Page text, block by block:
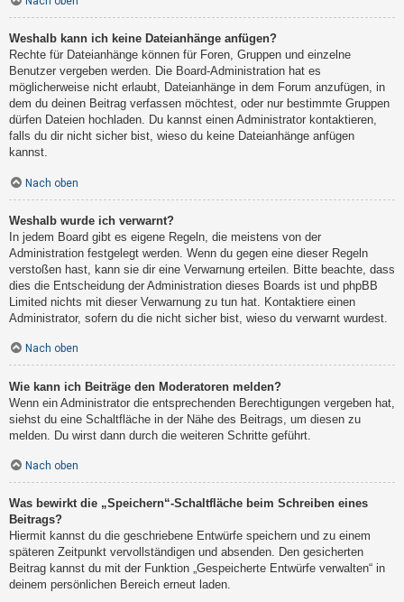
Weshalb kann ich keine Dateianhänge anfügen?
Rechte für Dateianhänge können für Foren, Gruppen und einzelne
Benutzer vergeben werden. Die Board-Administration hat es
möglicherweise nicht erlaubt, Dateianhänge in dem Forum anzufügen, in
dem du deinen Beitrag verfassen möchtest, oder nur bestimmte Gruppen
dürfen Dateien hochladen. Du kannst einen Administrator kontaktieren,
falls du dir nicht sicher bist, wieso du keine Dateianhänge anfügen
kannst.
Nach oben
Weshalb wurde ich verwarnt?
In jedem Board gibt es eigene Regeln, die meistens von der
Administration festgelegt werden. Wenn du gegen eine dieser Regeln
verstoßen hast, kann sie dir eine Verwarnung erteilen. Bitte beachte, dass
dies die Entscheidung der Administration dieses Boards ist und phpBB
Limited nichts mit dieser Verwarnung zu tun hat. Kontaktiere einen
Administrator, sofern du die nicht sicher bist, wieso du verwarnt wurdest.
Nach oben
Wie kann ich Beiträge den Moderatoren melden?
Wenn ein Administrator die entsprechenden Berechtigungen vergeben hat,
siehst du eine Schaltfläche in der Nähe des Beitrags, um diesen zu
melden. Du wirst dann durch die weiteren Schritte geführt.
Nach oben
Was bewirkt die „Speichern“-Schaltfläche beim Schreiben eines
Beitrags?
Hiermit kannst du die geschriebene Entwürfe speichern und zu einem
späteren Zeitpunkt vervollständigen und absenden. Den gesicherten
Beitrag kannst du mit der Funktion „Gespeicherte Entwürfe verwalten“ in
deinem persönlichen Bereich erneut laden.